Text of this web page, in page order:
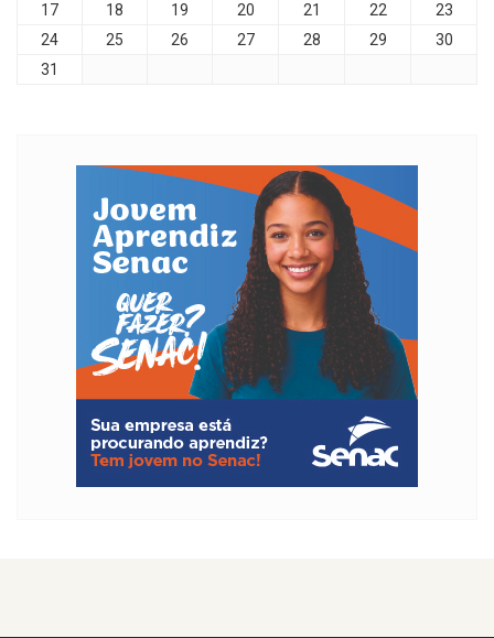
17
18 19 20 21 22
23
24
25 26 27 28 29
30
31